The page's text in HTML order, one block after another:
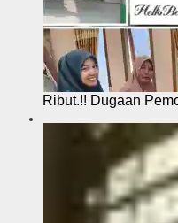
Ribut.!! Dugaan